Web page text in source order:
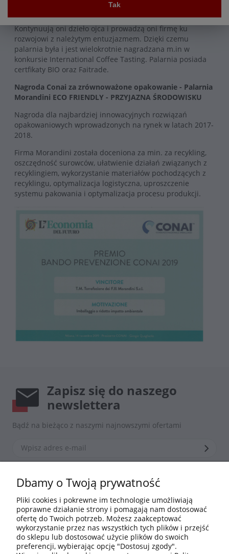
Tak
poważnie z kawą rozpoczęto w rodu 1991, gdzie firmę
przejeli synowie Pana Romolo : Pietro i Viglio Morandini.
Kontynuują oni dzieło ojca i prowadzą oni firmę ku
rozwojowi z należytym entuzjazmem. Dzięki czemu
palarnia była i jest wielokrotnie nagradzana m.in w
konkursie International Coffee Tasting. Palarnia posiada
certfikaty BIO oraz Faitrade.
Nagroda Conai za zrównoważone opakowanie - Palarnia
Morandini ECO FRIENDLY - PRZYJAZNA ŚRODOWISKU
Nagroda dla najbardziej innowacyjnych rozwiązań
opakowaniowych wprowadzonych na rynek w latach 2017-
2018.
Firma Morandini została doceniona za min. za recykling,
oszczędność surowców, ułatwienie działań związanych z
recyklingiem, wykorzystanie materiałów pochodzących z
recyklingu, optymalizacja logistyczna, uproszczenie
systemu pakowania i optymalizacja procesu produkcji.
Zapisz się do naszego
newslettera
Bądź na bieżąco z naszymi najnowszymi ofertami
*Zapisując się zgadzasz się z nasząpolityką prywatności
Informacje
Moje konto
Dbamy o Twoją prywatność
Pliki cookies i pokrewne im technologie umożliwiają
poprawne działanie strony i pomagają nam dostosować
ofertę do Twoich potrzeb. Możesz zaakceptować
wykorzystanie przez nas wszystkich tych plików i przejść
do sklepu lub dostosować użycie plików do swoich
preferencji, wybierając opcję "Dostosuj zgody".